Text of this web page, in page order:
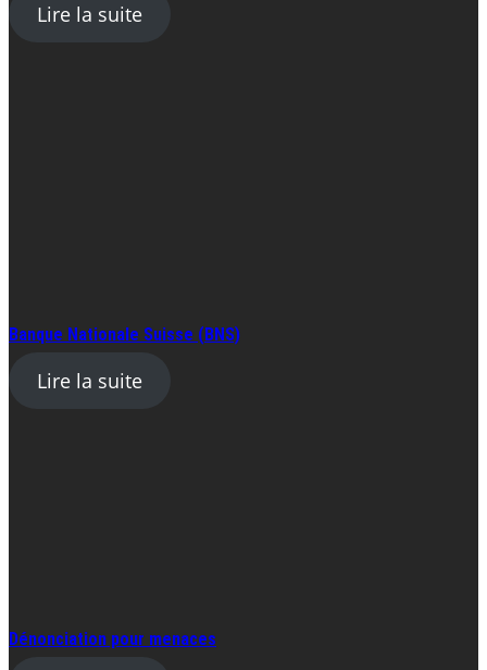
Lire la suite
Banque Nationale Suisse (BNS)
Lire la suite
Dénonciation pour menaces